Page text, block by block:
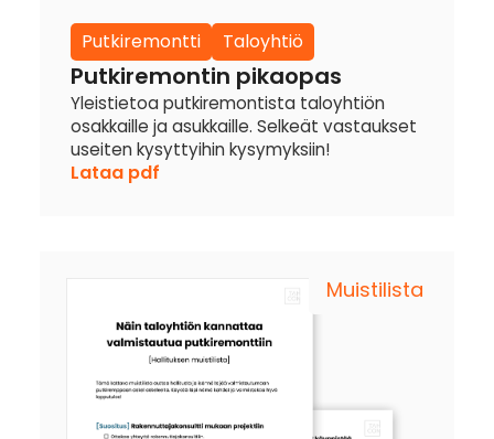
Putkiremontti Taloyhtiö
Putkiremontin pikaopas
Yleistietoa putkiremontista taloyhtiön
osakkaille ja asukkaille. Selkeät vastaukset
useiten kysyttyihin kysymyksiin!
Lataa pdf
Muistilista